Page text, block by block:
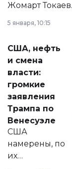
Жомарт Токаев
сразу несколько
актуальных
от слухов о
политических
реформах до
вопросов
экономики и
личного
5 января, 10:15
США, нефть
и смена
власти:
громкие
заявления
Трампа по
Венесуэле
США
намерены, по
их